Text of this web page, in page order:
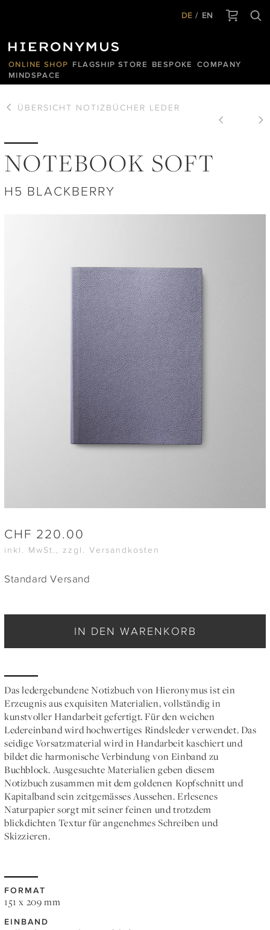
DE EN
ONLINE SHOP FLAGSHIP STORE BESPOKE
COMPANY
MINDSPACE
ÜBERSICHT NOTIZBÜCHER LEDER
NOTEBOOK SOFT
H5 BLACKBERRY
CHF 220.00
inkl. MwSt., zzgl. Versandkosten
Standard Versand
IN DEN WARENKORB
Das ledergebundene Notizbuch von Hieronymus ist ein
Erzeugnis aus exquisiten Materialien, vollständig in
kunstvoller Handarbeit gefertigt. Für den weichen
Ledereinband wird hochwertiges Rindsleder verwendet. Das
seidige Vorsatzmaterial wird in Handarbeit kaschiert und
bildet die harmonische Verbindung von Einband zu
Buchblock. Ausgesuchte Materialien geben diesem
Notizbuch zusammen mit dem goldenen Kopfschnitt und
Kapitalband sein zeitgemässes Aussehen. Erlesenes
Naturpapier sorgt mit seiner feinen und trotzdem
blickdichten Textur für angenehmes Schreiben und
Skizzieren.
FORMAT
151 x 209 mm
EINBAND